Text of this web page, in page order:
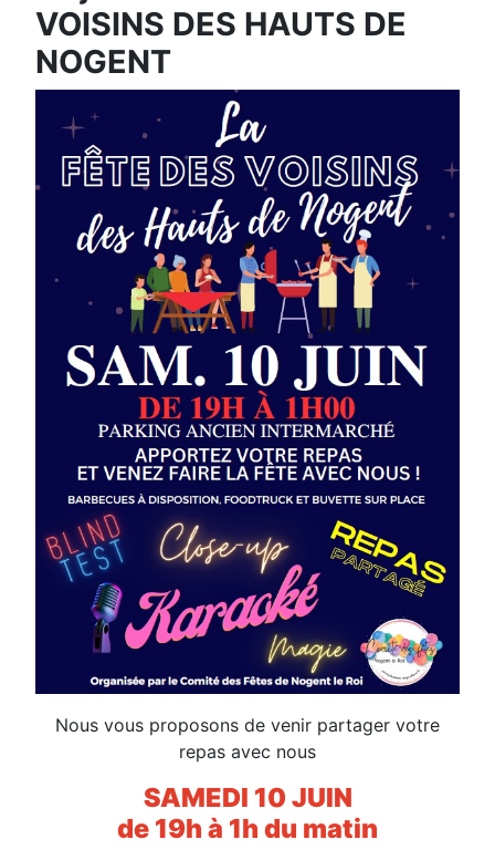
VOISINS DES HAUTS DE
NOGENT
Nous vous proposons de venir partager votre
repas avec nous
SAMEDI 10 JUIN
de 19h à 1h du matin